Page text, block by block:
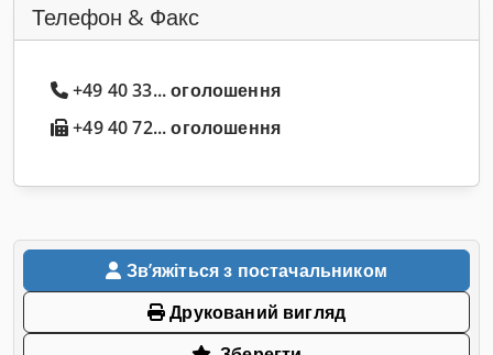
Телефон & Факс
+49 40 33... оголошення
+49 40 72... оголошення
Звʼяжіться з постачальником
Друкований вигляд